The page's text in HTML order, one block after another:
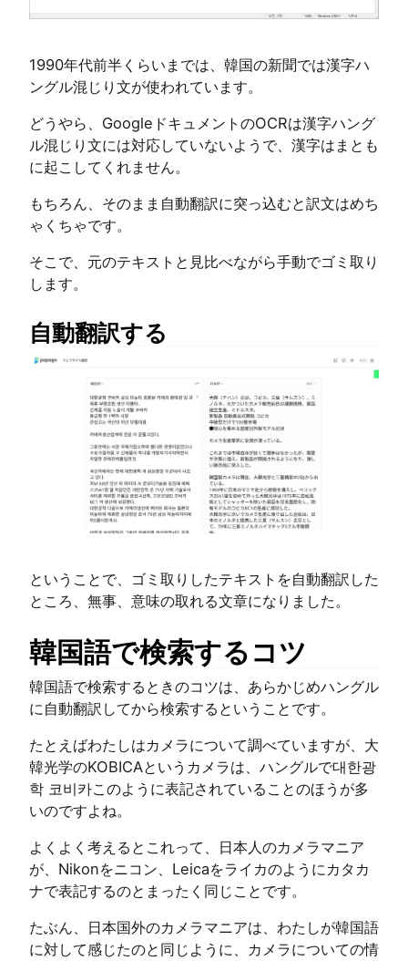
1990年代前半くらいまでは、韓国の新聞では漢字ハ
ングル混じり文が使われています。
どうやら、GoogleドキュメントのOCRは漢字ハング
ル混じり文には対応していないようで、漢字はまとも
に起こしてくれません。
もちろん、そのまま自動翻訳に突っ込むと訳文はめち
ゃくちゃです。
そこで、元のテキストと見比べながら手動でゴミ取り
します。
自動翻訳する
ということで、ゴミ取りしたテキストを自動翻訳した
ところ、無事、意味の取れる文章になりました。
韓国語で検索するコツ
韓国語で検索するときのコツは、あらかじめハングル
に自動翻訳してから検索するということです。
たとえばわたしはカメラについて調べていますが、大
韓光学のKOBICAというカメラは、ハングルで대한광
학 코비카このように表記されていることのほうが多
いのですよね。
よくよく考えるとこれって、日本人のカメラマニア
が、Nikonをニコン、Leicaをライカのようにカタカ
ナで表記するのとまったく同じことです。
たぶん、日本国外のカメラマニアは、わたしが韓国語
に対して感じたのと同じように、カメラについての情